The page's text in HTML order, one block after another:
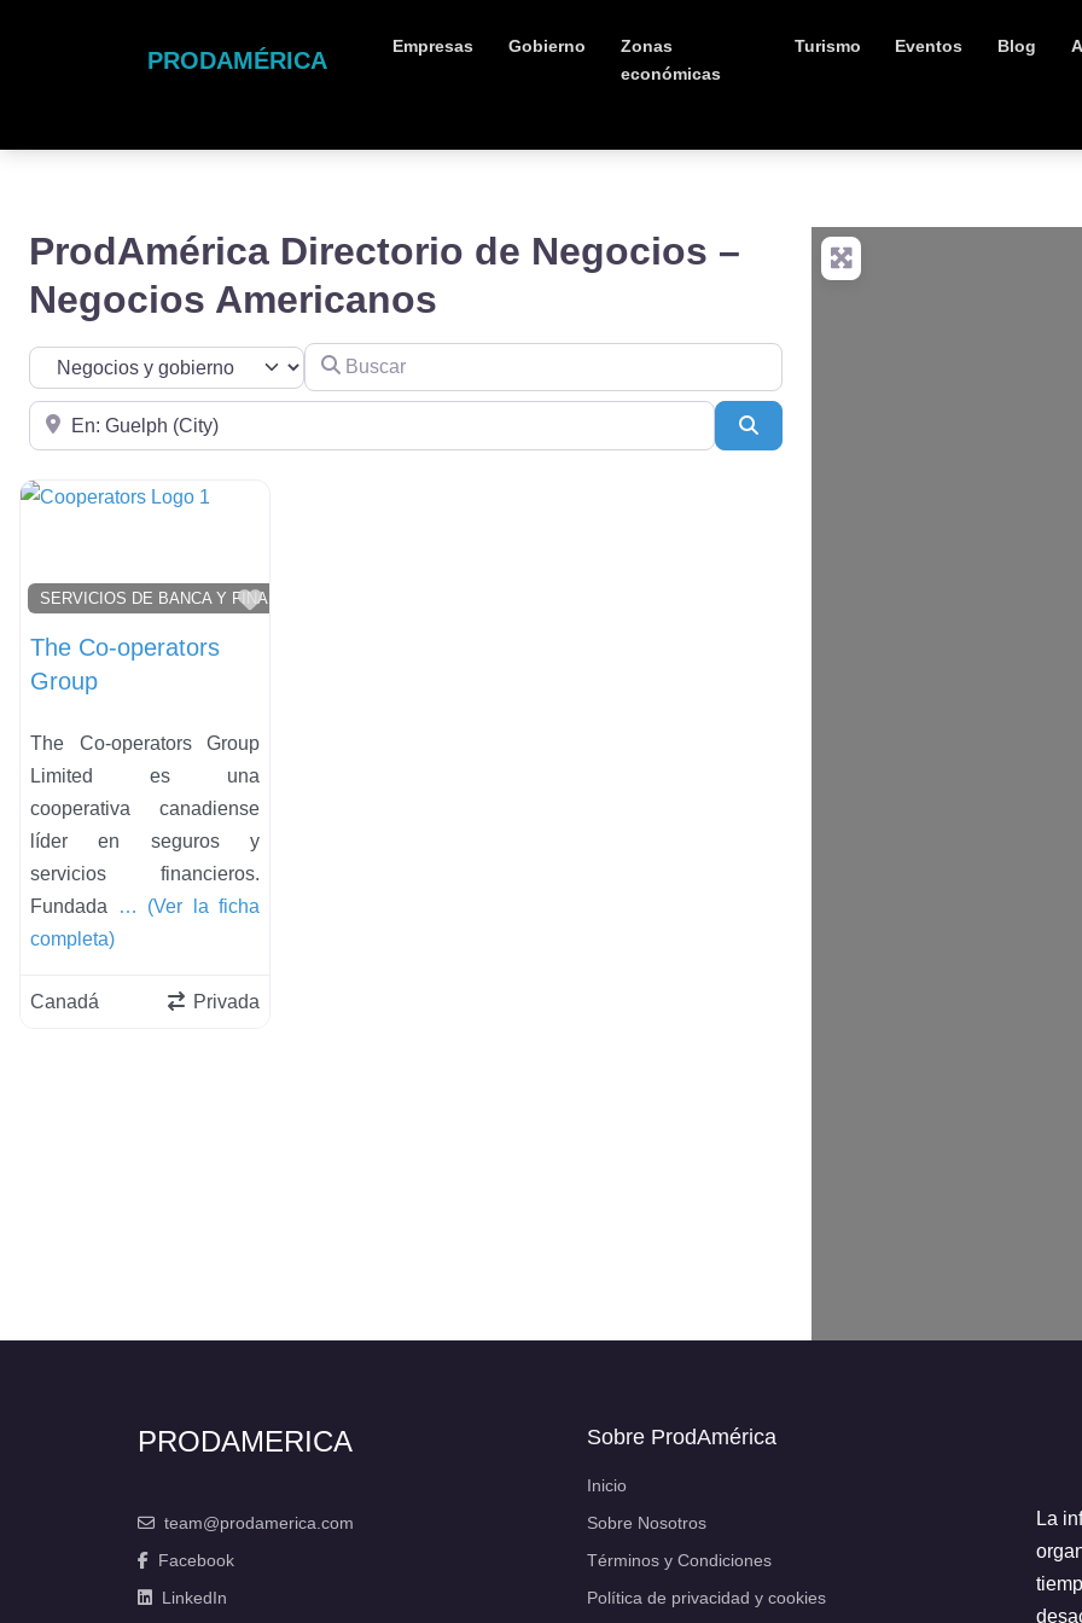
PRODAMÉRICA
Empresas Gobierno
Zonas
económicas
Turismo Eventos Blog
ProdAmérica Directorio de Negocios –
Negocios Americanos
Seleccionar el formulario de búsqueda
Buscar
Cerca de
SERVICIOS DE BANCA Y FINANCIEROS Y INVERSORES
Favorito
The Co-operators
Group
The Co-operators Group
Limited es una
cooperativa canadiense
líder en seguros y
servicios financieros.
Fundada
… (Ver la ficha
completa)
Canadá Privada
PRODAMERICA
team@prodamerica.com
Facebook
LinkedIn
Sobre ProdAmérica
Inicio
Sobre Nosotros
Términos y Condiciones
Política de privacidad y cookies
La